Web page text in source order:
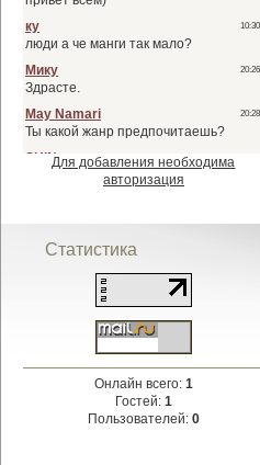
Для добавления необходима
авторизация
Статистика
Онлайн всего: 1
Гостей: 1
Пользователей: 0